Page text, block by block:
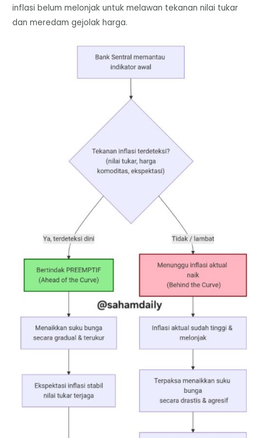
inflasi belum melonjak untuk melawan tekanan nilai tukar
dan meredam gejolak harga.